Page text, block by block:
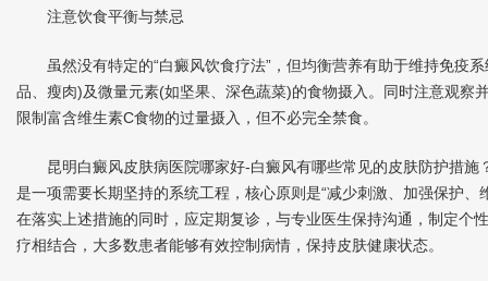
注意饮食平衡与禁忌
虽然没有特定的“白癜风饮食疗法”，但均衡营养有助于维持免疫
品、瘦肉)及微量元素(如坚果、深色蔬菜)的食物摄入。同时注意观察
限制富含维生素C食物的过量摄入，但不必完全禁食。
昆明白癜风皮肤病医院哪家好-白癜风有哪些常见的皮肤防护措施
是一项需要长期坚持的系统工程，核心原则是“减少刺激、加强保护
在落实上述措施的同时，应定期复诊，与专业医生保持沟通，制定个
疗相结合，大多数患者能够有效控制病情，保持皮肤健康状态。